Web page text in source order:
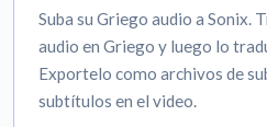
Suba su Griego audio a Sonix.
audio en Griego y luego lo
Exportelo como archivos de
subtítulos en el video.